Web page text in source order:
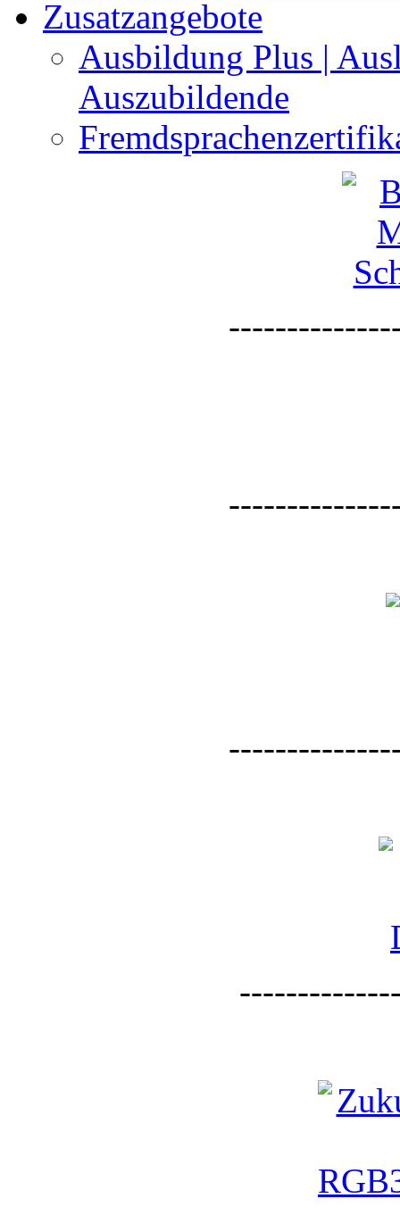
Zusatzangebote
Ausbildung Plus |
Auszubildende